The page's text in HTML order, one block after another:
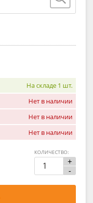
На складе 1 шт.
Нет в наличии
Нет в наличии
Нет в наличии
+
-
КОЛИЧЕСТВО: